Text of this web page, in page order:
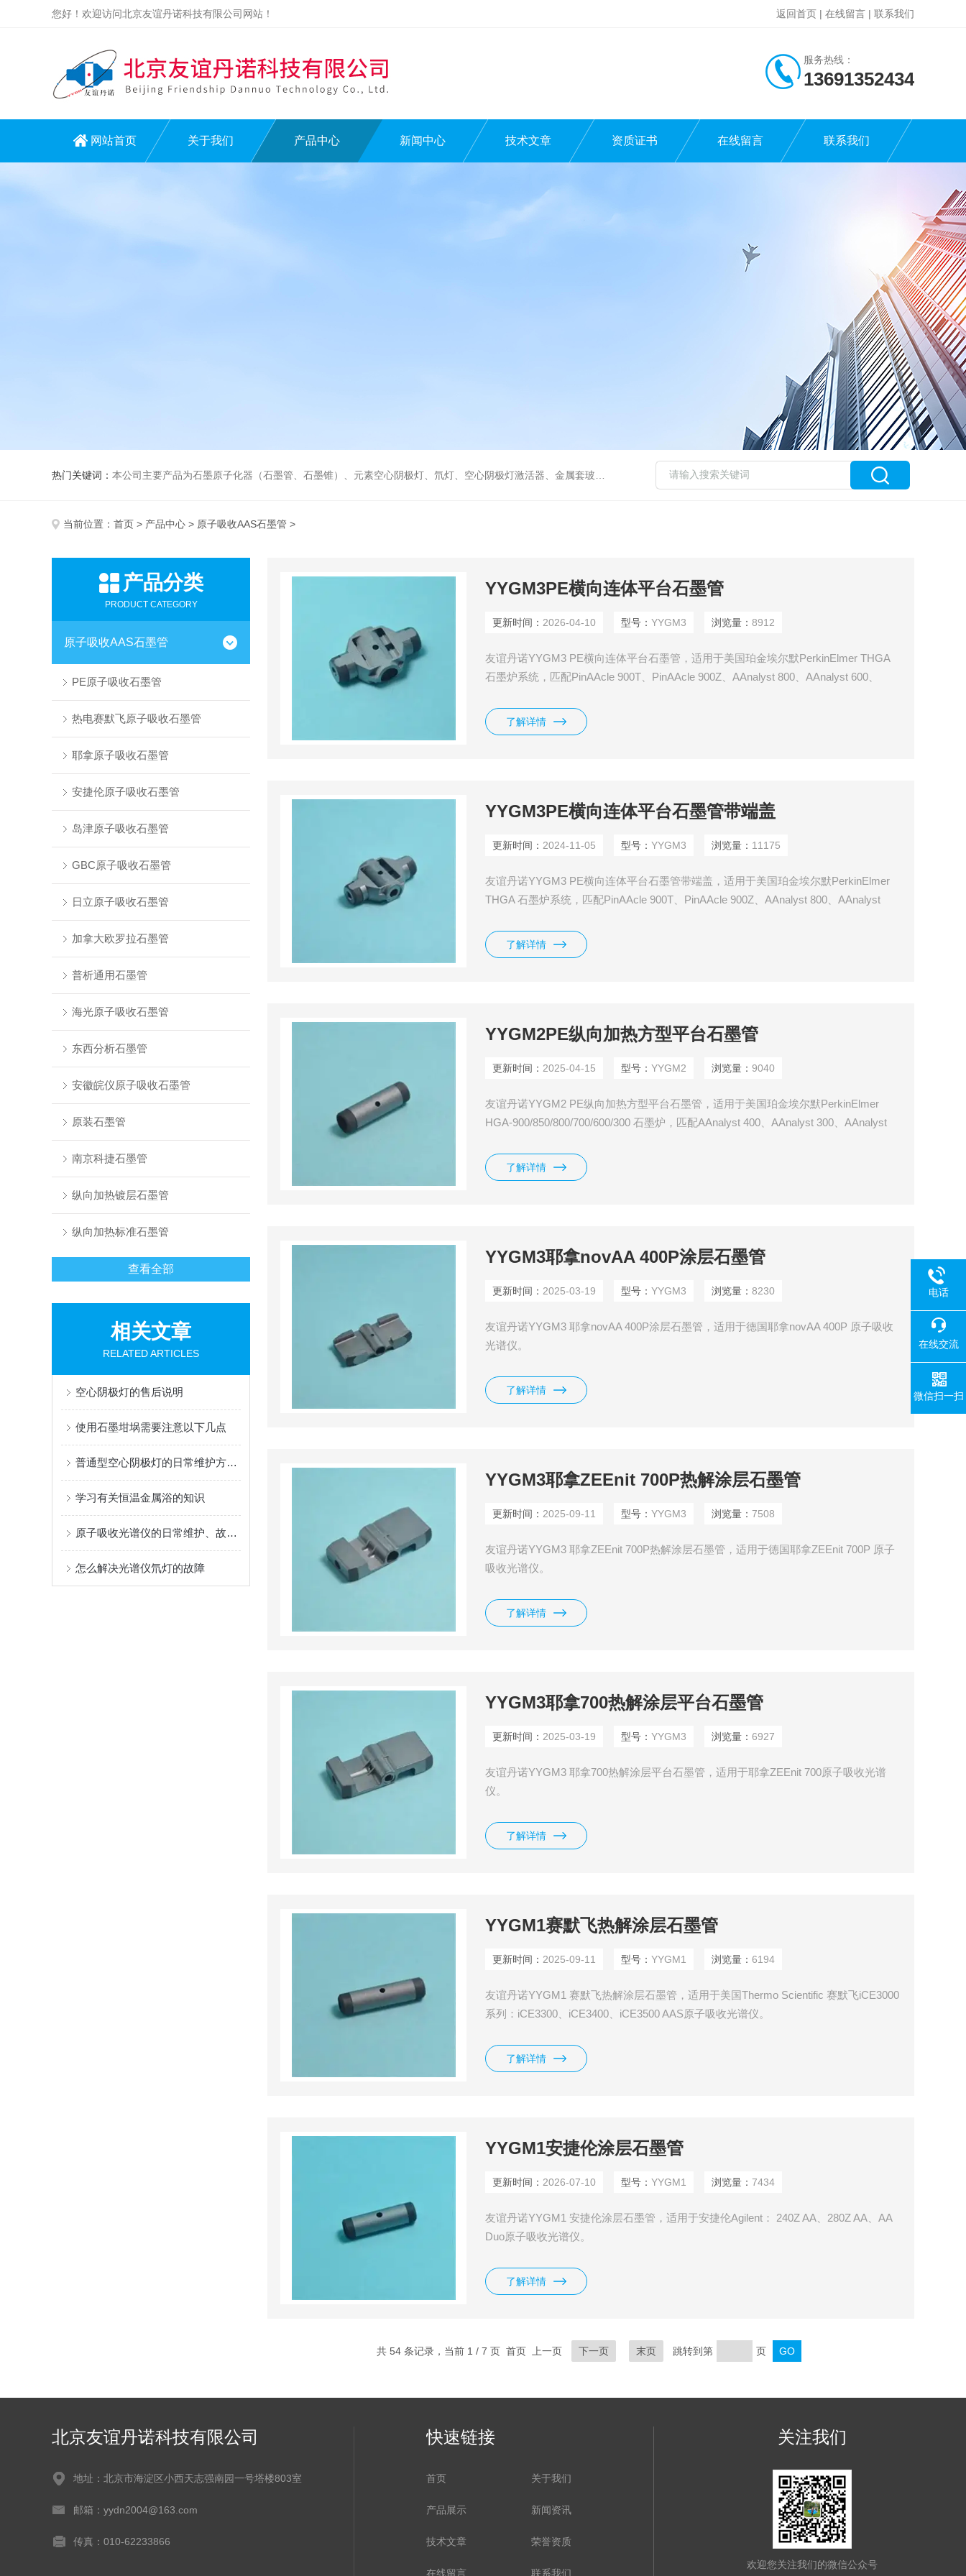
您好！欢迎访问北京友谊丹诺科技有限公司网站！ 返回首页 | 在线留言 | 联系我们
服务热线：
13691352434
网站首页 关于我们 产品中心 新闻中心 技术文章 资质证书 在线留言 联系我们
热门关键词： 本公司主要产品为石墨原子化器（石墨管、石墨锥）、元素空心阴极灯、氘灯、空心阴极灯激活器、金属套玻璃高效雾化喷嘴。同时经销进口原装石墨管、石墨锥、空心阴极灯、氘灯等。
当前位置： 首页 > 产品中心 > 原子吸收AAS石墨管 >
产品分类
PRODUCT CATEGORY
原子吸收AAS石墨管
PE原子吸收石墨管
热电赛默飞原子吸收石墨管
耶拿原子吸收石墨管
安捷伦原子吸收石墨管
岛津原子吸收石墨管
GBC原子吸收石墨管
日立原子吸收石墨管
加拿大欧罗拉石墨管
普析通用石墨管
海光原子吸收石墨管
东西分析石墨管
安徽皖仪原子吸收石墨管
原装石墨管
南京科捷石墨管
纵向加热镀层石墨管
纵向加热标准石墨管
查看全部
相关文章
RELATED ARTICLES
空心阴极灯的售后说明
使用石墨坩埚需要注意以下几点
普通型空心阴极灯的日常维护方法介绍
学习有关恒温金属浴的知识
原子吸收光谱仪的日常维护、故障分析及排除
怎么解决光谱仪氘灯的故障
YYGM3PE横向连体平台石墨管
更新时间： 2026-04-10 型号：YYGM3 浏览量：8912
友谊丹诺YYGM3 PE横向连体平台石墨管，适用于美国珀金埃尔默PerkinElmer THGA
石墨炉系统，匹配PinAAcle 900T、PinAAcle 900Z、AAnalyst 800、AAnalyst 600、
了解详情
YYGM3PE横向连体平台石墨管带端盖
更新时间： 2024-11-05 型号：YYGM3 浏览量： 11175
友谊丹诺YYGM3 PE横向连体平台石墨管带端盖，适用于美国珀金埃尔默PerkinElmer
THGA 石墨炉系统，匹配PinAAcle 900T、PinAAcle 900Z、AAnalyst 800、AAnalyst
了解详情
YYGM2PE纵向加热方型平台石墨管
更新时间： 2025-04-15 型号：YYGM2 浏览量：9040
友谊丹诺YYGM2 PE纵向加热方型平台石墨管，适用于美国珀金埃尔默PerkinElmer
HGA-900/850/800/700/600/300 石墨炉，匹配AAnalyst 400、AAnalyst 300、AAnalyst
了解详情
YYGM3耶拿novAA 400P涂层石墨管
更新时间： 2025-03-19 型号：YYGM3 浏览量：8230
友谊丹诺YYGM3 耶拿novAA 400P涂层石墨管，适用于德国耶拿novAA 400P 原子吸收
光谱仪。
了解详情
YYGM3耶拿ZEEnit 700P热解涂层石墨管
更新时间： 2025-09-11 型号：YYGM3 浏览量：7508
友谊丹诺YYGM3 耶拿ZEEnit 700P热解涂层石墨管，适用于德国耶拿ZEEnit 700P 原子
吸收光谱仪。
了解详情
YYGM3耶拿700热解涂层平台石墨管
更新时间： 2025-03-19 型号：YYGM3 浏览量：6927
友谊丹诺YYGM3 耶拿700热解涂层平台石墨管，适用于耶拿ZEEnit 700原子吸收光谱
仪。
了解详情
YYGM1赛默飞热解涂层石墨管
更新时间： 2025-09-11 型号：YYGM1 浏览量：6194
友谊丹诺YYGM1 赛默飞热解涂层石墨管，适用于美国Thermo Scientific 赛默飞iCE3000
系列：iCE3300、iCE3400、iCE3500 AAS原子吸收光谱仪。
了解详情
YYGM1安捷伦涂层石墨管
更新时间： 2026-07-10 型号：YYGM1 浏览量：7434
友谊丹诺YYGM1 安捷伦涂层石墨管，适用于安捷伦Agilent： 240Z AA、280Z AA、AA
Duo原子吸收光谱仪。
了解详情
共 54 条记录，当前 1 / 7 页 首页 上一页 下一页 末页 跳转到第 页
北京友谊丹诺科技有限公司
地址：北京市海淀区小西天志强南园一号塔楼803室
邮箱：yydn2004@163.com
传真：010-62233866
快速链接
首页 关于我们
产品展示 新闻资讯
技术文章 荣誉资质
在线留言 联系我们
关注我们
欢迎您关注我们的微信公众号
电话
在线交流
微信扫一扫